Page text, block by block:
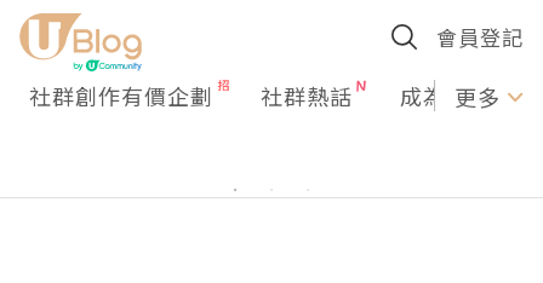
會員登記
社群創作有價企劃 社群熱話 成為U更多